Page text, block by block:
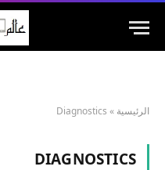
الرئيسية »
Diagnostics
DIAGNOSTICS